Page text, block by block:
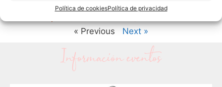
Política de cookiesPolítica de privacidad
Rosana e Iván
« Previous Next »
Información eventos